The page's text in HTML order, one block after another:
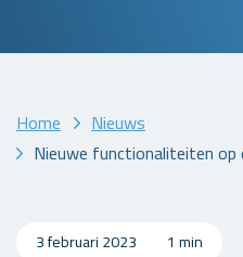
Home
Nieuws
Nieuwe functionaliteiten op
3 februari 2023 1 min